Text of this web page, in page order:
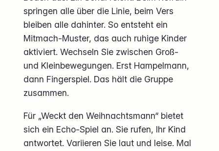
springen alle über die Linie, beim Vers
bleiben alle dahinter. So entsteht ein
Mitmach-Muster, das auch ruhige Kinder
aktiviert. Wechseln Sie zwischen Groß-
und Kleinbewegungen. Erst Hampelmann,
dann Fingerspiel. Das hält die Gruppe
zusammen.
Für „Weckt den Weihnachtsmann“ bietet
sich ein Echo-Spiel an. Sie rufen, Ihr Kind
antwortet. Variieren Sie laut und leise. Mal